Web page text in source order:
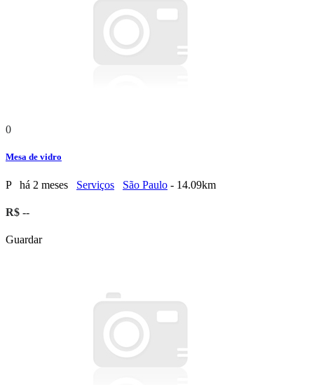
0
Mesa de vidro
P há 2 meses Serviços São Paulo - 14.09km
R$ --
Guardar